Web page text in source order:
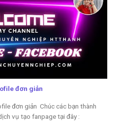
đơn giản
đơn giản Chúc các bạn thành
vụ tạo fanpage tại đây :